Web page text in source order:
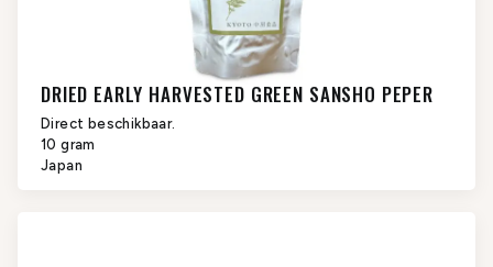
DRIED EARLY HARVESTED GREEN SANSHO PEPER
Direct beschikbaar.
10 gram
Japan